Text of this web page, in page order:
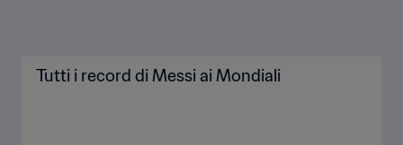
Tutti i record di Messi ai Mondiali